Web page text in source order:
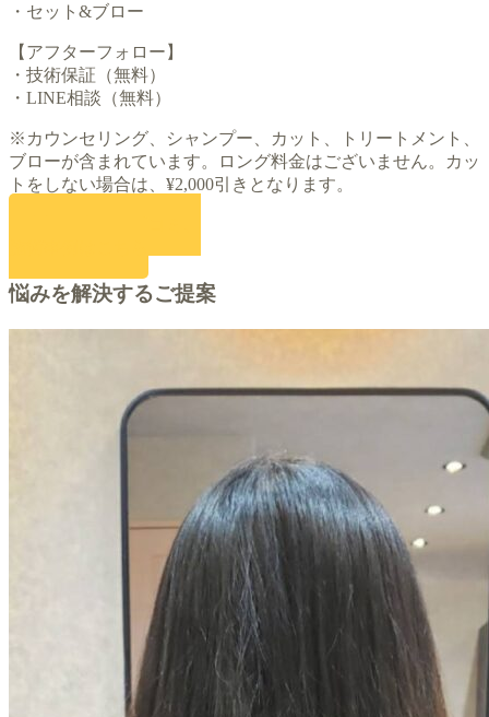
・セット&ブロー
【アフターフォロー】
・技術保証（無料）
・LINE相談（無料）
※カウンセリング、シャンプー、カット、トリートメント、
ブローが含まれています。ロング料金はございません。カッ
トをしない場合は、¥2,000引きとなります。
悩みを解決するご提案